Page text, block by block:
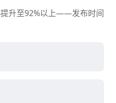
升至92%以上——发布时间